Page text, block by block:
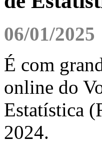
06/01/2025
É com
online do
Estatística
2024.